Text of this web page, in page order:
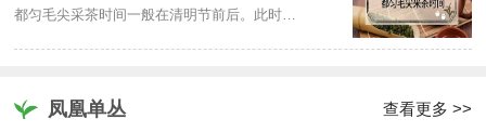
都匀毛尖采茶时间一般在清明节前后。此时的叶片细小短薄，嫩绿匀齐，制出来的都匀毛尖品质好。都匀毛尖鲜叶的采摘标准为极品独芽，特级为一芽一叶初展，一级为一芽一叶半开展，二级为一芽一叶开展。
凤凰单丛 查看更多 >>